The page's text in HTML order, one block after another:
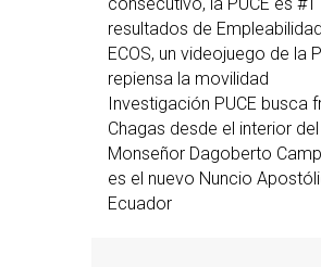
consecutivo, la PUCE es #1
resultados de Empleabilidad
ECOS, un videojuego de la
repiensa la movilidad
Investigación PUCE busca
Chagas desde el interior
Monseñor Dagoberto
es el nuevo Nuncio
Ecuador